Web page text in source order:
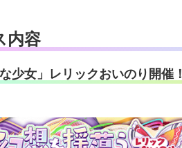
内容
少女」レリックおいのり開催！